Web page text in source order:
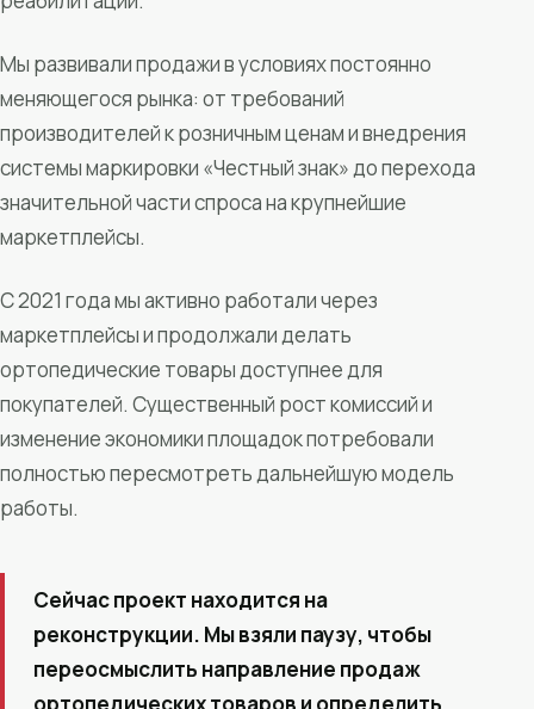
Мы развивали продажи в условиях постоянно
меняющегося рынка: от требований
производителей к розничным ценам и внедрения
системы маркировки «Честный знак» до перехода
значительной части спроса на крупнейшие
маркетплейсы.
С 2021 года мы активно работали через
маркетплейсы и продолжали делать
ортопедические товары доступнее для
покупателей. Существенный рост комиссий и
изменение экономики площадок потребовали
полностью пересмотреть дальнейшую модель
работы.
Сейчас проект находится на
реконструкции. Мы взяли паузу, чтобы
переосмыслить направление продаж